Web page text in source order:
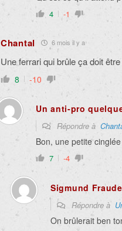
4 -1
Chantal 6 mois il y a
Une ferrari qui brûle ça doit
8 -10
Un anti-pro
Répondre à
Bon, une petite
7 -4
Sigmund Fraude
Répondre à
On brûlerait ben